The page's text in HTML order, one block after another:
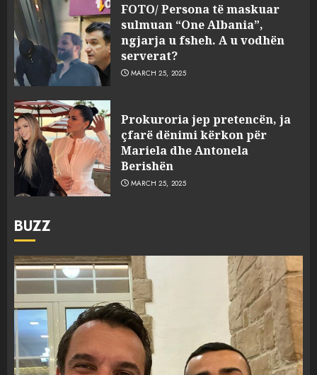
FOTO/ Persona të maskuar
sulmuan “One Albania”,
ngjarja u fsheh. A u vodhën
serverat?
MARCH 25, 2025
Prokuroria jep pretencën, ja
çfarë dënimi kërkon për
Mariela dhe Antonela
Berishën
MARCH 25, 2025
BUZZ